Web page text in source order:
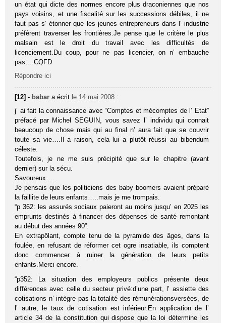
un état qui dicte des normes encore plus draconiennes que nos
pays voisins, et une fiscalité sur les successions débiles, il ne
faut pas s’ étonner que les jeunes entrepreneurs dans l’ industrie
préfèrent traverser les frontières.Je pense que le critère le plus
malsain est le droit du travail avec les difficultés de
licenciement.Du coup, pour ne pas licencier, on n’ embauche
pas….CQFD
Répondre ici
[12] - babar a écrit le 14 mai 2008 :
j’ ai fait la connaissance avec “Comptes et mécomptes de l’ Etat”
préfacé par Michel SEGUIN, vous savez l’ individu qui connait
beaucoup de chose mais qui au final n’ aura fait que se couvrir
toute sa vie….Il a raison, cela lui a plutôt réussi au bibendum
céleste.
Toutefois, je ne me suis précipité que sur le chapitre (avant
dernier) sur la sécu.
Savoureux….
Je pensais que les politiciens des baby boomers avaient préparé
la faillite de leurs enfants…..mais je me trompais.
“p 362: les assurés sociaux paieront au moins jusqu’ en 2025 les
emprunts destinés à financer des dépenses de santé remontant
au début des années 90”.
En extrapôlant, compte tenu de la pyramide des âges, dans la
foulée, en refusant de réformer cet ogre insatiable, ils comptent
donc commencer à ruiner la génération de leurs petits
enfants.Merci encore.
“p352: La situation des employeurs publics présente deux
différences avec celle du secteur privé:d’une part, l’ assiette des
cotisations n’ intègre pas la totalité des rémunérationsversées, de
l’ autre, le taux de cotisation est inférieur.En application de l’
article 34 de la constitution qui dispose que la loi détermine les